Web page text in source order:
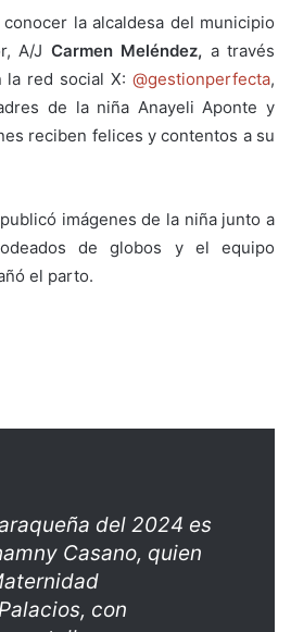
la alcaldesa del municipio
A/J Carmen Meléndez, a través
la red social X: @gestionperfecta,
de la niña Anayeli Aponte y
reciben felices y contentos a su
imágenes de la niña junto a
de globos y el equipo
el parto.
del 2024 es
Casano, quien
con